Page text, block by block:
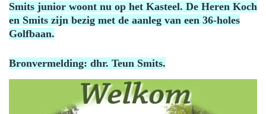
Smits junior woont nu op het Kasteel. De Heren Koch
en Smits zijn bezig met de aanleg van een 36-holes
Golfbaan.
Bronvermelding: dhr. Teun Smits.